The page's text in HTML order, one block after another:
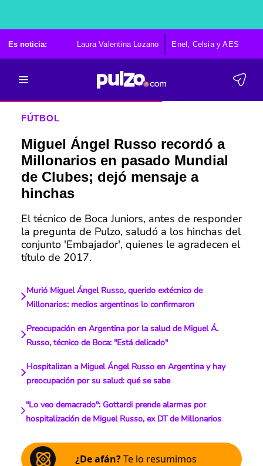
Es noticia: Laura Valentina Lozano Enel, Celsia y AES
FÚTBOL
Miguel Ángel Russo recordó a
Millonarios en pasado Mundial
de Clubes; dejó mensaje a
hinchas
El técnico de Boca Juniors, antes de responder
la pregunta de Pulzo, saludó a los hinchas del
conjunto 'Embajador', quienes le agradecen el
título de 2017.
Murió Miguel Ángel Russo, querido extécnico de
Millonarios: medios argentinos lo confirmaron
Preocupación en Argentina por la salud de Miguel Á.
Russo, técnico de Boca: "Está delicado"
Hospitalizan a Miguel Ángel Russo en Argentina y hay
preocupación por su salud: qué se sabe
"Lo veo demacrado": Gottardi prende alarmas por
hospitalización de Miguel Russo, ex DT de Millonarios
¿De afán?Te lo resumimos